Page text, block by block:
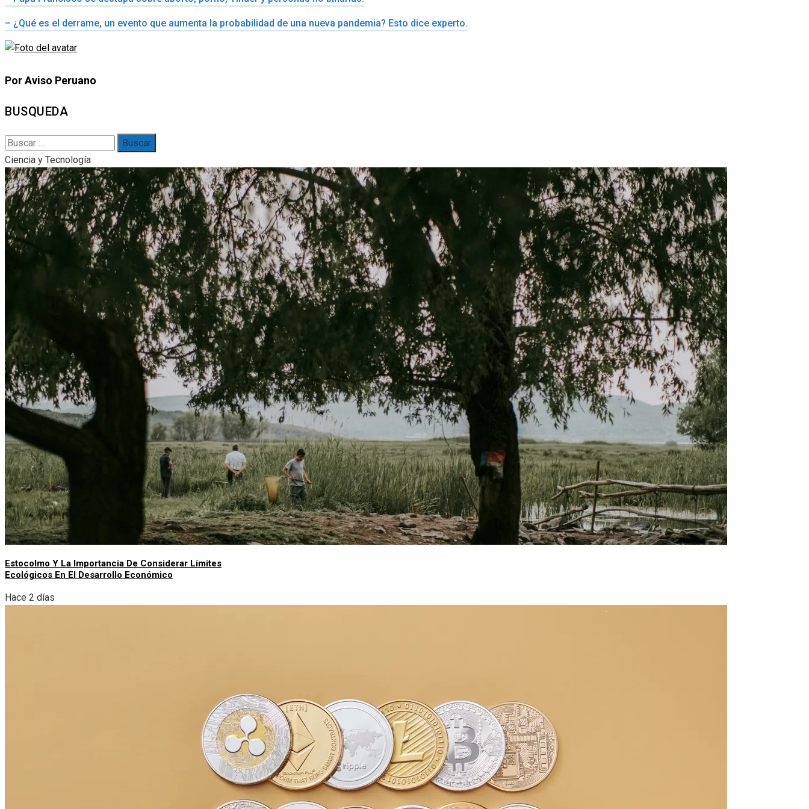
– ¿Qué es el derrame, un evento que aumenta la probabilidad de una nueva pandemia? Esto dice experto.
Por Aviso Peruano
BUSQUEDA
Buscar:
Ciencia y Tecnología
Estocolmo Y La Importancia De Considerar Límites
Ecológicos En El Desarrollo Económico
Hace 2 días